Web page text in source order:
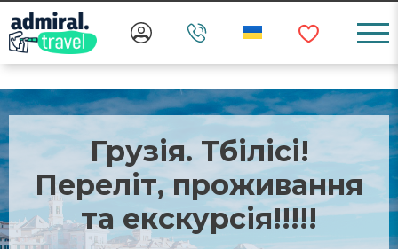
Грузія. Тбілісі!
Переліт, проживання
та екскурсія!!!!!